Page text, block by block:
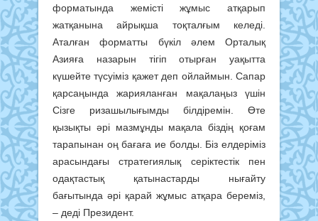
форматында жемісті жұмыс атқарып
жатқанына айрықша тоқталғым келеді.
Аталған форматты бүкіл әлем Орталық
Азияға назарын тігіп отырған уақытта
күшейте түсуіміз қажет деп ойлаймын. Сапар
қарсаңында жарияланған мақалаңыз үшін
Сізге ризашылығымды білдіремін. Өте
қызықты әрі мазмұнды мақала біздің қоғам
тарапынан оң бағаға ие болды. Біз елдеріміз
арасындағы стратегиялық серіктестік пен
одақтастық қатынастарды нығайту
бағытында әрі қарай жұмыс атқара береміз,
– деді Президент.